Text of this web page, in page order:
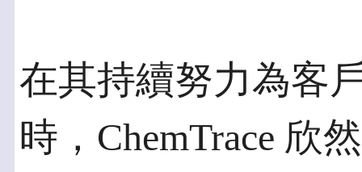
在其持續努力為客
時，ChemTrace 欣